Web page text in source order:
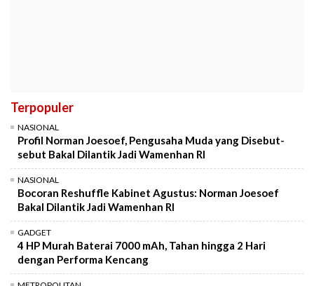
Terpopuler
NASIONAL
Profil Norman Joesoef, Pengusaha Muda yang Disebut-
sebut Bakal Dilantik Jadi Wamenhan RI
NASIONAL
Bocoran Reshuffle Kabinet Agustus: Norman Joesoef
Bakal Dilantik Jadi Wamenhan RI
GADGET
4 HP Murah Baterai 7000 mAh, Tahan hingga 2 Hari
dengan Performa Kencang